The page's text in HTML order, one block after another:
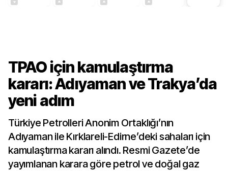
TPAO için kamulaştırma
kararı: Adıyaman ve Trakya’da
yeni adım
Türkiye Petrolleri Anonim Ortaklığı’nın
Adıyaman ile Kırklareli-Edirne’deki sahaları için
kamulaştırma kararı alındı. Resmi Gazete’de
yayımlanan karara göre petrol ve doğal gaz